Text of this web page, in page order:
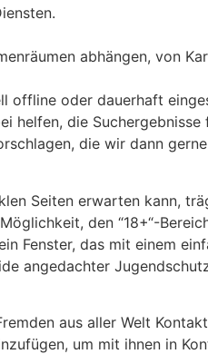
abhängen, von
oder dauerhaft
die Suchergebnisse
die wir dann
Seiten erwarten kann,
den “18+“-
das mit einem
angedachter
aus aller Welt
um mit ihnen in